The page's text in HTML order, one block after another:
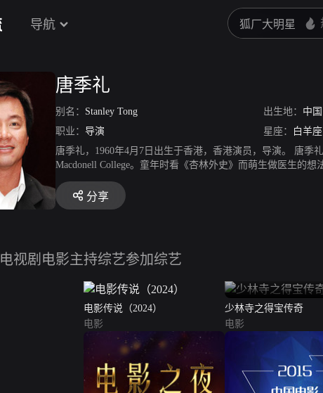
导航
唐季礼
别名： Stanley Tong 出生地： 中国
职业： 导演 星座：
白羊座
唐季礼，1960年4月7日出生于香港，香港演员，导演。 唐季
Macdonell College。童年时看《杏林外史》而萌生做医生的
以招收他入土木工程科。Stanley对此并无兴趣。然后因为姐
展。
分享
电视剧 电影主持综艺参加综艺
电影传说（2024）
电影
少林寺之得宝传奇
电影